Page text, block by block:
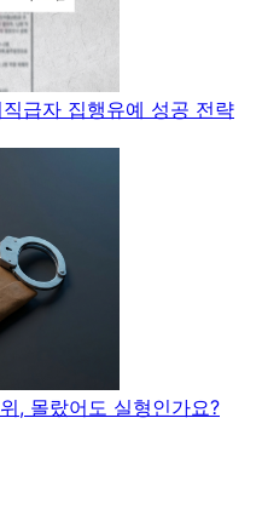
급자 집행유예 성공 전략
, 몰랐어도 실형인가요?